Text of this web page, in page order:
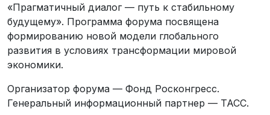
«Прагматичный диалог — путь к стабильному
будущему». Программа форума посвящена
формированию новой модели глобального
развития в условиях трансформации мировой
экономики.
Организатор форума — Фонд Росконгресс.
Генеральный информационный партнер — ТАСС.